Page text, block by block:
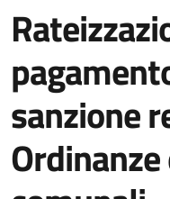
sanzione